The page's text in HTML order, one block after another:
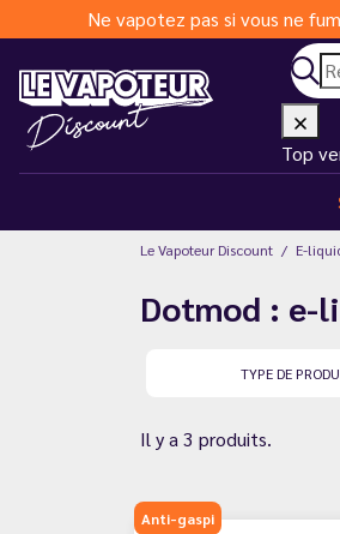
Ne vapotez pas si vous ne
Top
Le Vapoteur Discount E-
Dotmod : e-
TYPE DE
Il y a 3 produits.
Anti-gaspi